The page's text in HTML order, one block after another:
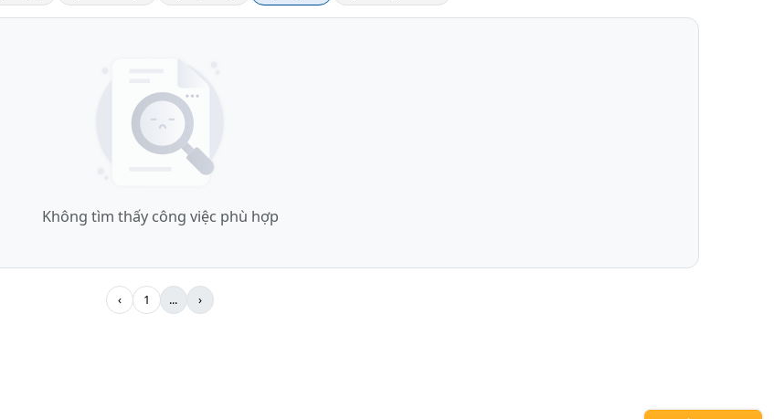
Không tìm thấy công việc phù hợp
‹ 1 ... ›